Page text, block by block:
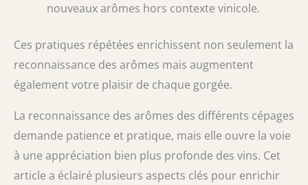
nouveaux arômes hors contexte vinicole.
Ces pratiques répétées enrichissent non seulement la
reconnaissance des arômes mais augmentent
également votre plaisir de chaque gorgée.
La reconnaissance des arômes des différents cépages
demande patience et pratique, mais elle ouvre la voie
à une appréciation bien plus profonde des vins. Cet
article a éclairé plusieurs aspects clés pour enrichir